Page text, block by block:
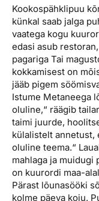
Kookospähklipuu
künkal saab jalga
vaatega kogu
edasi asub
pagariga Tai
kokkamisest on
jääb pigem
Istume Metaneega
oluline,“ räägib
taimi juurde,
külalistelt annetust,
oluline teema.“
mahlaga ja muidugi
on kuurordi maa-
Pärast lõunasööki
kolme päeva koju.